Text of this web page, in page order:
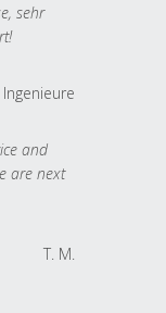
sehr
Ingenieure
and
are next
T. M.